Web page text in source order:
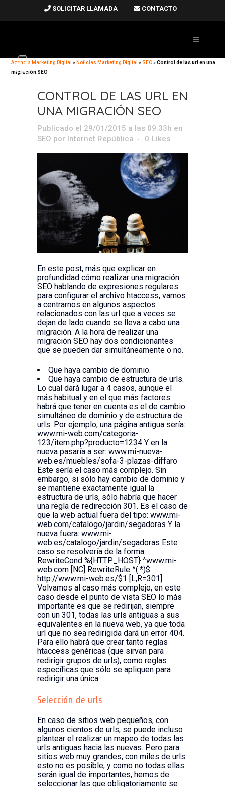
SOLICITAR LLAMADA CONTACTO
Agencia Marketing Digital » Noticias Marketing Digital »SEO»Control de las url en una
migración SEO
CONTROL DE LAS URL EN
UNA MIGRACIÓN SEO
Publicado el 29/01/2015 a las 09:33h en
SEO por Internet República 0 Likes
En este post, más que explicar en
profundidad cómo realizar una migración
SEO hablando de expresiones regulares
para configurar el archivo htaccess, vamos
a centrarnos en algunos aspectos
relacionados con las url que a veces se
dejan de lado cuando se lleva a cabo una
migración. A la hora de realizar una
migración SEO hay dos condicionantes
que se pueden dar simultáneamente o no.
Que haya cambio de dominio.
Que haya cambio de estructura de urls.
Lo cual dará lugar a 4 casos, aunque el
más habitual y en el que más factores
habrá que tener en cuenta es el de cambio
simultáneo de dominio y de estructura de
urls. Por ejemplo, una página antigua sería:
www.mi-web.com/categoria-
123/item.php?producto=1234 Y en la
nueva pasaría a ser: www.mi-nueva-
web.es/muebles/sofa-3-plazas-diffaro
Este sería el caso más complejo. Sin
embargo, si sólo hay cambio de dominio y
se mantiene exactamente igual la
estructura de urls, sólo habría que hacer
una regla de redirección 301. Es el caso de
que la web actual fuera del tipo: www.mi-
web.com/catalogo/jardin/segadoras Y la
nueva fuera: www.mi-
web.es/catalogo/jardin/segadoras Este
caso se resolvería de la forma:
RewriteCond %{HTTP_HOST} ^www.mi-
web.com [NC] RewriteRule ^(.*)$
http://www.mi-web.es/$1 [L,R=301]
Volvamos al caso más complejo, en este
caso desde el punto de vista SEO lo más
importante es que se redirijan, siempre
con un 301, todas las urls antiguas a sus
equivalentes en la nueva web, ya que toda
url que no sea redirigida dará un error 404.
Para ello habrá que crear tanto reglas
htaccess genéricas (que sirvan para
redirigir grupos de urls), como reglas
específicas que sólo se apliquen para
redirigir una única.
Selección de urls
En caso de sitios web pequeños, con
algunos cientos de urls, se puede incluso
plantear el realizar un mapeo de todas las
urls antiguas hacia las nuevas. Pero para
sitios web muy grandes, con miles de urls
esto no es posible, y como no todas ellas
serán igual de importantes, hemos de
seleccionar las que obligatoriamente se